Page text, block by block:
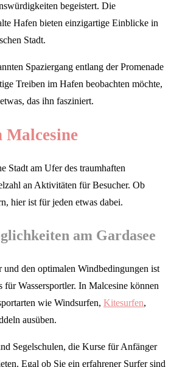
begeistert. Die
Hafen bieten einzigartige Einblicke in
Stadt.
Spaziergang entlang der Promenade
Treiben im Hafen beobachten möchte,
das ihn fasziniert.
Stadt am Ufer des traumhaften
an Aktivitäten für Besucher. Ob
hier ist für jeden etwas dabei.
am Gardasee
und den optimalen Windbedingungen ist
für Wassersportler. In Malcesine können
wie Windsurfen, Kitesurfen,
ausüben.
Segelschulen, die Kurse für Anfänger
Egal ob Sie ein erfahrener Surfer sind